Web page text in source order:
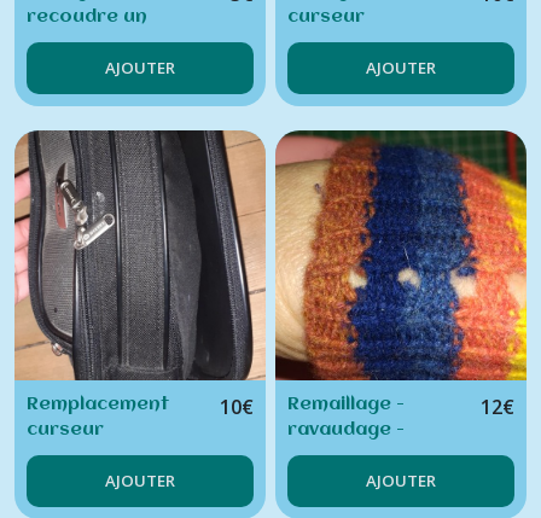
recoudre un
bouton / pression /
agraphe (hors
fournitures)
AJOUTER
curseur
fermeture éclair
AJOUTER
Remplacement
curseur
fermeture éclair
sur sac ou
trousse
10€
AJOUTER
Remaillage -
ravaudage -
rapiéçage pull -
12€
AJOUTER